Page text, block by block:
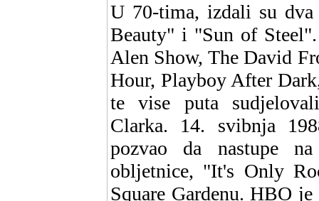
U 70-tima, izdali su
Beauty" i "Sun of
Alen Show, The David
Hour, Playboy After
te vise puta
Clarka. 14. svibnja
pozvao da nastupe
obljetnice, "It's Only
Square Gardenu. HBO